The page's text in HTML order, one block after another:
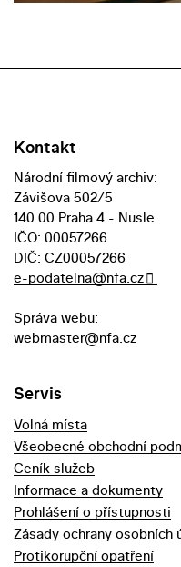
Kontakt
Národní filmový archiv:
Závišova 502/5
140 00 Praha 4 - Nusle
IČO: 00057266
DIČ: CZ00057266
e-podatelna@nfa.cz
Správa webu:
webmaster@nfa.cz
Servis
Volná místa
Všeobecné obchodní
Ceník služeb
Informace a dokumenty
Prohlášení o přístupnosti
Zásady ochrany osobních
Protikorupční opatření